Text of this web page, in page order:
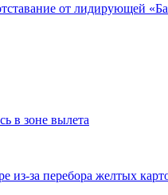
от лидирующей
в зоне вылета
за перебора желтых